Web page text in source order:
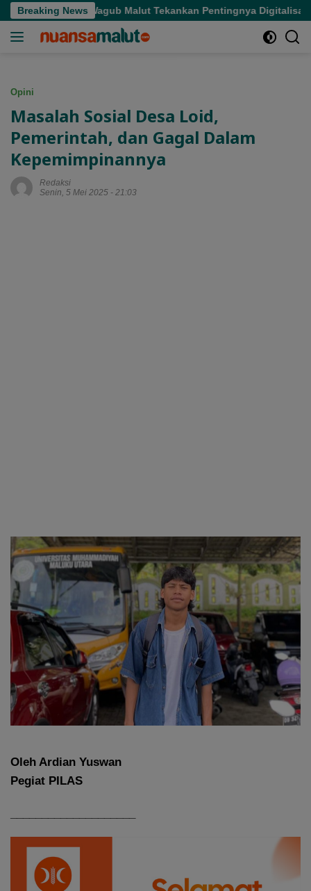
Langsung
ke
Breaking News
Wagub Malut Tekankan Pentingnya Digitalisasi
Opini
Masalah Sosial Desa Loid,
Pemerintah, dan Gagal Dalam
Kepemimpinannya
Redaksi
Senin, 5 Mei 2025 - 21:03
Oleh Ardian Yuswan
Pegiat PILAS